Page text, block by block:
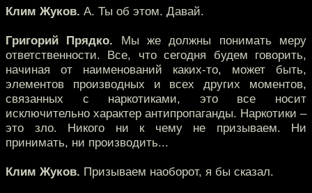
Клим Жуков. А. Ты об этом. Давай.
Григорий Прядко. Мы же должны понимать меру
ответственности. Все, что сегодня будем говорить,
начиная от наименований каких-то, может быть,
элементов производных и всех других моментов,
связанных с наркотиками, это все носит
исключительно характер антипропаганды. Наркотики –
это зло. Никого ни к чему не призываем. Ни
принимать, ни производить...
Клим Жуков. Призываем наоборот, я бы сказал.